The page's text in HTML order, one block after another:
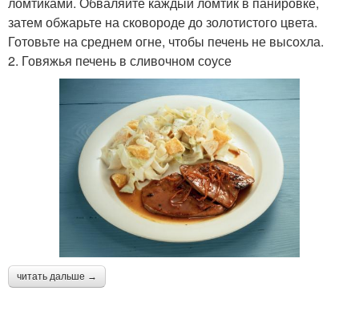
затем обжарьте на сковороде до золотистого цвета.
Готовьте на среднем огне, чтобы печень не высохла.
2. Говяжья печень в сливочном соусе
читать дальше →